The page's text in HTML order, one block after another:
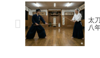
太
八